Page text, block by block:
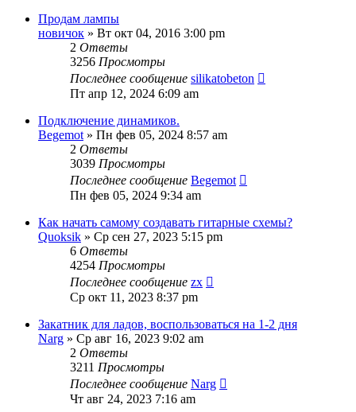
Продам лампы
новичок » Вт окт 04, 2016 3:00 pm
2 Ответы
3256 Просмотры
Последнее сообщение silikatobeton
Пт апр 12, 2024 6:09 am
Подключение динамиков.
Begemot » Пн фев 05, 2024 8:57 am
2 Ответы
3039 Просмотры
Последнее сообщение Begemot
Пн фев 05, 2024 9:34 am
Как начать самому создавать гитарные схемы?
Quoksik » Ср сен 27, 2023 5:15 pm
6 Ответы
4254 Просмотры
Последнее сообщение zx
Ср окт 11, 2023 8:37 pm
Закатник для ладов, воспользоваться на 1-2 дня
Narg » Ср авг 16, 2023 9:02 am
2 Ответы
3211 Просмотры
Последнее сообщение Narg
Чт авг 24, 2023 7:16 am